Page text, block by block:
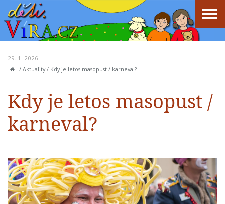
29. 1. 2026
/ Aktuality/ Kdy je letos masopust / karneval?
Kdy je letos masopust /
karneval?